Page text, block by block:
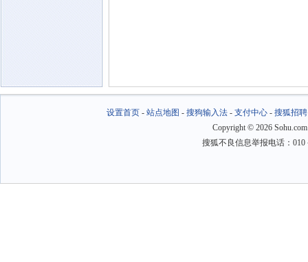
设置首页- 站点地图 - 搜狗输入法- 支付中心- 搜狐招聘
Copyright © 2026
搜狐不良信息举报电话：010